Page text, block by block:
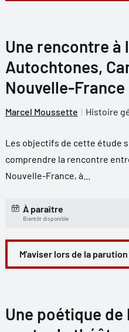
Une rencontre à
Autochtones,
Nouvelle-France
Marcel Moussette Histoire
Les objectifs de cette étude
comprendre la rencontre
Nouvelle-France, à...
À paraître
Bientôt disponible
M'aviser lors de la parution
Une poétique